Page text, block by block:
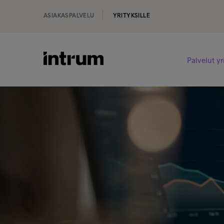
ASIAKASPALVELU YRITYKSILLE
Palvelut